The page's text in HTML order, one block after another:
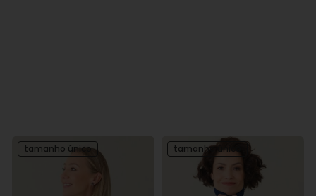
tamanho único tamanho único